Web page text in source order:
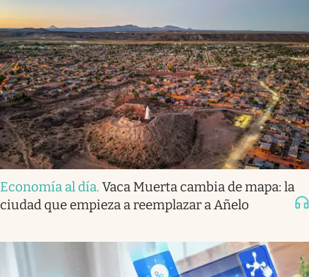
Economía al día. Vaca Muerta cambia de mapa: la
ciudad que empieza a reemplazar a Añelo